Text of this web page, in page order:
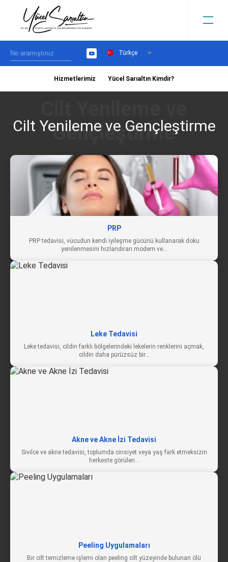
YouTubeTürkçe
Hizmetlerimiz Yücel Sarıaltın Kimdir?
Cilt Yenileme ve Gençleştirme
PRP
PRP tedavisi, vücudun kendi iyileşme gücünü kullanarak doku
yenilenmesini hızlandıran modern ve…
Leke Tedavisi
Leke tedavisi, cildin farklı bölgelerindeki lekelerin renklerini açmak,
cildin daha pürüzsüz bir…
Akne ve Akne İzi Tedavisi
Sivilce ve akne tedavisi, toplumda cinsiyet veya yaş fark etmeksizin
herkeste görülen…
Peeling Uygulamaları
Bir cilt temizleme işlemi olan peeling cilt yüzeyinde bulunan ölü